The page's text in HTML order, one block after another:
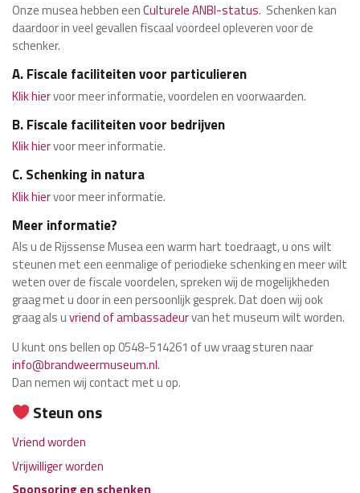
Onze musea hebben eenCulturele ANBI-status. Schenken kan
daardoor in veel gevallen fiscaal voordeel opleveren voor de
schenker.
A. Fiscale faciliteiten voor particulieren
Klik hiervoor meer informatie, voordelen en voorwaarden.
B. Fiscale faciliteiten voor bedrijven
Klik hiervoor meer informatie.
C. Schenking in natura
Klik hiervoor meer informatie.
Meer informatie?
Als u de Rijssense Musea een warm hart toedraagt, u ons wilt
steunen met een eenmalige of periodieke schenking en meer wilt
weten over de fiscale voordelen, spreken wij de mogelijkheden
graag met u door in een persoonlijk gesprek. Dat doen wij ook
graag als uvriend of ambassadeurvan het museum wilt worden.
U kunt ons bellen op 0548-514261 of uw vraag sturen naar
info@brandweermuseum.nl.
Dan nemen wij contact met u op.
Steun ons
Vriend worden
Vrijwilliger worden